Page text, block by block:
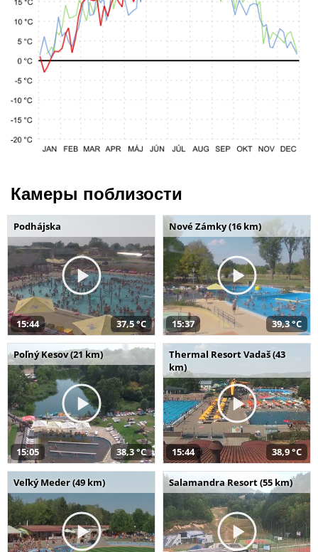
Камеры поблизости
Podhájska
15:44 37,5 °C
Nové Zámky (16 km)
15:37 39,3 °C
Poľný Kesov (21 km)
15:05 38,3 °C
Thermal Resort Vadaš (43
km)
15:44 38,9 °C
Veľký Meder (49 km) Salamandra Resort (55 km)